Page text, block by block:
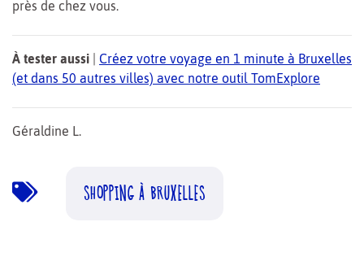
près de chez vous.
À tester aussi
Créez votre voyage en 1 minute à Bruxelles
(et dans 50 autres villes) avec notre outil TomExplore
Géraldine L.
SHOPPING À BRUXELLES